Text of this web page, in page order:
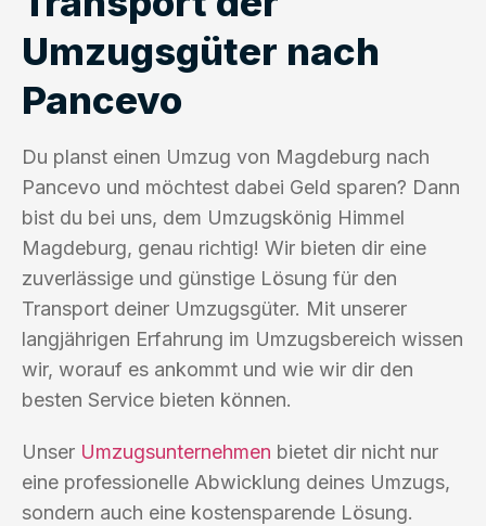
Umzugsgüter nach
Pancevo
Du planst einen Umzug von Magdeburg nach
Pancevo und möchtest dabei Geld sparen? Dann
bist du bei uns, dem Umzugskönig Himmel
Magdeburg, genau richtig! Wir bieten dir eine
zuverlässige und günstige Lösung für den
Transport deiner Umzugsgüter. Mit unserer
langjährigen Erfahrung im Umzugsbereich wissen
wir, worauf es ankommt und wie wir dir den
besten Service bieten können.
Unser Umzugsunternehmen bietet dir nicht nur
eine professionelle Abwicklung deines Umzugs,
sondern auch eine kostensparende Lösung.